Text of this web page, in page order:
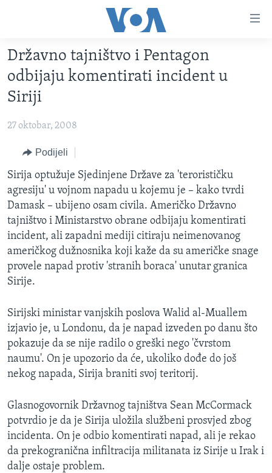
glavni
sadržaj
Pređi
na
glavnu
pretragu
VIDEO
FOTOGRAFIJE DANA
VIJESTI
SJEDINJENE AMERIČKE DRŽAVE
BOSNA I HERCEGOVINA
SVIJET
NAUKA I TEHNOLOGIJA
SPECIJALNI PROJEKTI
KORUPCIJA
SLOBODA MEDIJA
ŽENSKA STRANA
IZBJEGLIČKA STRANA
MAGAZIN
O GLASU AMERIKE
Learning English
PRATITE NAS
Jezici
Državno tajništvo i Pentagon
odbijaju komentirati incident u
Siriji
27 oktobar, 2008
Podijeli
Sirija optužuje Sjedinjene Države za 'terorističku
agresiju' u vojnom napadu u kojemu je – kako tvrdi
Damask – ubijeno osam civila. Američko Državno
tajništvo i Ministarstvo obrane odbijaju komentirati
incident, ali zapadni mediji citiraju neimenovanog
američkog dužnosnika koji kaže da su američke snage
provele napad protiv 'stranih boraca' unutar granica
Sirije.
Sirijski ministar vanjskih poslova Walid al-Muallem
izjavio je, u Londonu, da je napad izveden po danu što
pokazuje da se nije radilo o greški nego 'čvrstom
naumu'. On je upozorio da će, ukoliko dođe do još
nekog napada, Sirija braniti svoj teritorij.
Glasnogovornik Državnog tajništva Sean McCormack
potvrdio je da je Sirija uložila službeni prosvjed zbog
incidenta. On je odbio komentirati napad, ali je rekao
da prekogranična infiltracija militanata iz Sirije u Irak i
dalje ostaje problem.